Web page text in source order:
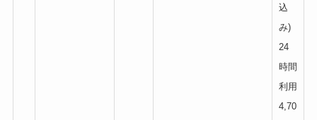
込
み)
24
時間
利用
4,70